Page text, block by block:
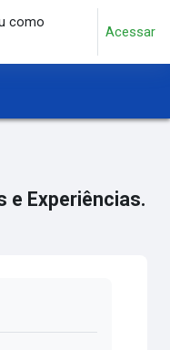
como
Acessar
e Experiências.